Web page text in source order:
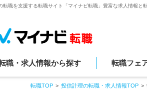
転職を支援する転職サイト「マイナビ転職」豊富な求人情報と
職・求人情報から探す 転職フェ
転職TOP 投信計理の転職・求人情報TOP